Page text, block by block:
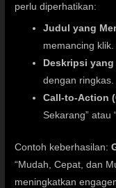
perlu diperhatikan:
Judul yang
memancing klik.
Deskripsi
dengan ringkas.
Call-to-Action
Sekarang” atau
Contoh keberhasilan:
“Mudah, Cepat, dan
meningkatkan